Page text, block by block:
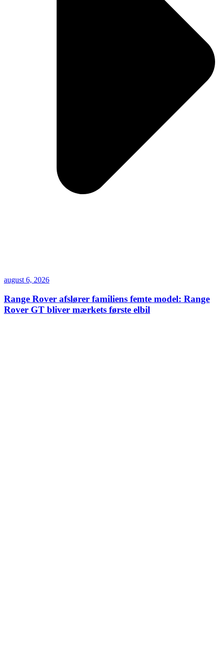
august 6, 2026
Range Rover afslører familiens femte model: Range
Rover GT bliver mærkets første elbil